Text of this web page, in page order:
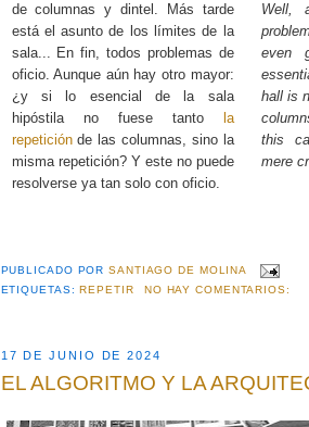
de columnas y dintel. Más tarde
está el asunto de los límites de la
sala... En fin, todos problemas de
oficio. Aunque aún hay otro mayor:
¿y si lo esencial de la sala
hipóstila no fuese tanto
la
repeticiónde las columnas, sino la
misma repetición? Y este no puede
resolverse ya tan solo con oficio.
Well,
even
hall is
this
mere
PUBLICADO PORSANTIAGO DE MOLINA
ETIQUETAS:REPETIR NO HAY COMENTARIOS:
17 DE JUNIO DE 2024
EL ALGORITMO Y LA